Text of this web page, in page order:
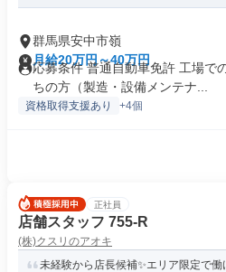
群馬県安中市嶺
月給20万円～40万円
応募条件 普通自動車免許 工場で
ちの方（製造・設備メンテナ...
資格取得支援あり +4個
正社員
店舗スタッフ 755-R
(株)クスリのアオキ
未経験から店長候補✨エリア限定で